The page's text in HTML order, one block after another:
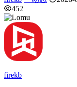
452
firekb